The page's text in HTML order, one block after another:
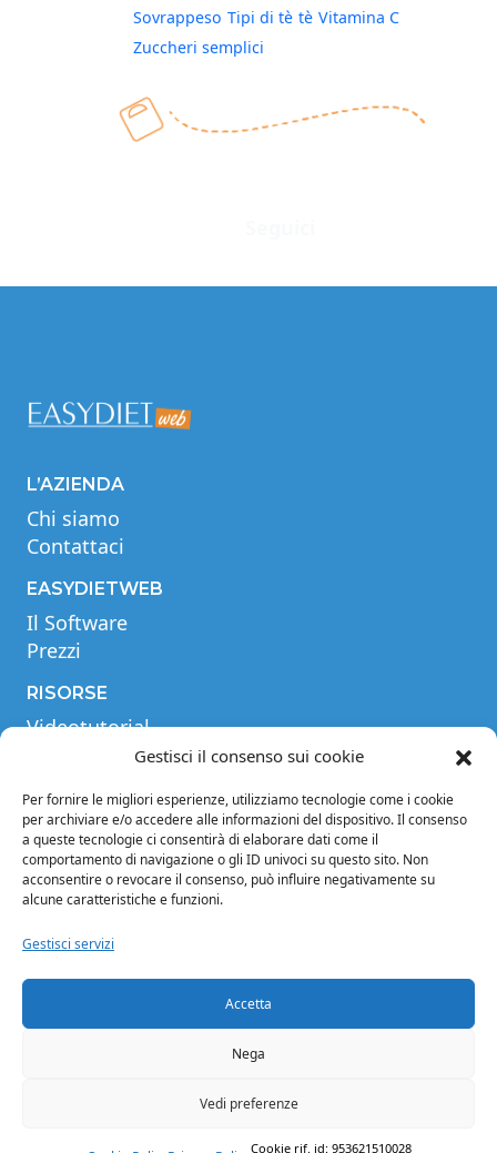
Gestisci il consenso sui cookie
Per fornire le migliori esperienze, utilizziamo tecnologie come i cookie
per archiviare e/o accedere alle informazioni del dispositivo. Il consenso
a queste tecnologie ci consentirà di elaborare dati come il
comportamento di navigazione o gli ID univoci su questo sito. Non
acconsentire o revocare il consenso, può influire negativamente su
alcune caratteristiche e funzioni.
Gestisci servizi
Accetta
Nega
Vedi preferenze
Cookie rif. id: 953621510028
Sovrappeso Tipi di tè tè Vitamina C
Zuccheri semplici
L’AZIENDA
Chi siamo
Contattaci
EASYDIETWEB
Il Software
Prezzi
RISORSE
Videotutorial
Tabella comparativa
Glossario
INFORMAZIONI
Note legali
Condizioni di vendita
Cookie Policy (EU)
InstagramTwitter LinkedIn
© 2024 Microring S.r.l. - PIVA 03832310969